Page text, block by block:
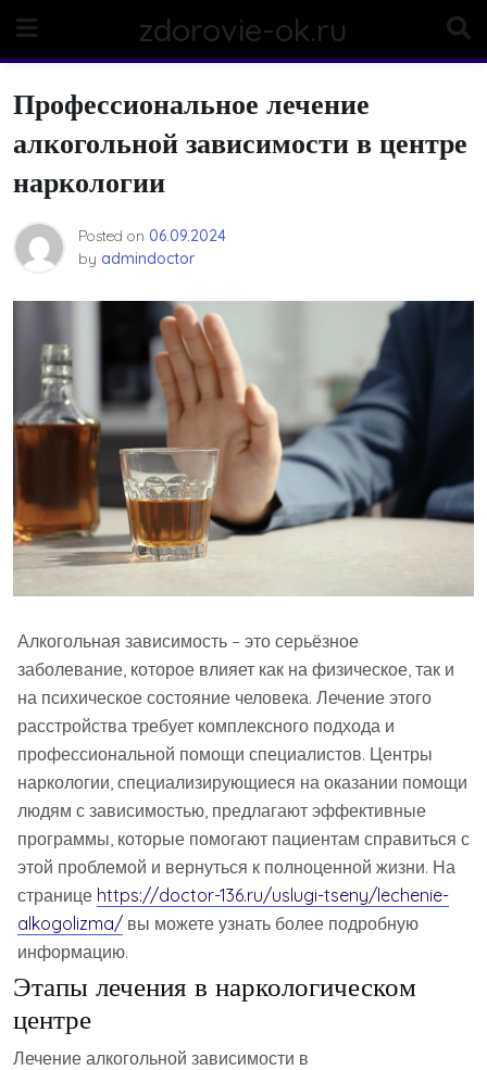
content
zdorovie-ok.ru
Профессиональное лечение
алкогольной зависимости в центре
наркологии
Posted on 06.09.2024
by admindoctor
Алкогольная зависимость – это серьёзное
заболевание, которое влияет как на физическое, так и
на психическое состояние человека. Лечение этого
расстройства требует комплексного подхода и
профессиональной помощи специалистов. Центры
наркологии, специализирующиеся на оказании помощи
людям с зависимостью, предлагают эффективные
программы, которые помогают пациентам справиться с
этой проблемой и вернуться к полноценной жизни. На
странице https://doctor-136.ru/uslugi-tseny/lechenie-
alkogolizma/ вы можете узнать более подробную
информацию.
Этапы лечения в наркологическом
центре
Лечение алкогольной зависимости в